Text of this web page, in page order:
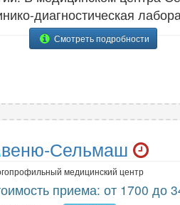
диагностическая
Смотреть подробности
веню-Сельмаш
медицинский центр
приема: от 1700 до